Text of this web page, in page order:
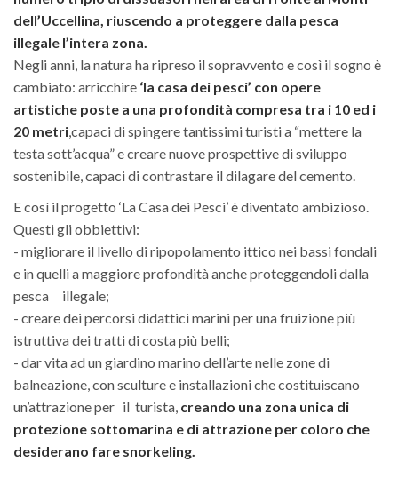
dell’Uccellina, riuscendo a proteggere dalla pesca
illegale l’intera zona.
Negli anni, la natura ha ripreso il sopravvento e così il sogno è
cambiato: arricchire ‘la casa dei pesci’ con opere
artistiche poste a una profondità compresa tra i 10 ed i
20 metri,capaci di spingere tantissimi turisti a “mettere la
testa sott’acqua” e creare nuove prospettive di sviluppo
sostenibile, capaci di contrastare il dilagare del cemento.
E così il progetto ‘La Casa dei Pesci’ è diventato ambizioso.
Questi gli obbiettivi:
- migliorare il livello di ripopolamento ittico nei bassi fondali
e in quelli a maggiore profondità anche proteggendoli dalla
pesca illegale;
- creare dei percorsi didattici marini per una fruizione più
istruttiva dei tratti di costa più belli;
- dar vita ad un giardino marino dell’arte nelle zone di
balneazione, con sculture e installazioni che costituiscano
un’attrazione per il turista, creando una zona unica di
protezione sottomarina e di attrazione per coloro che
desiderano fare snorkeling.